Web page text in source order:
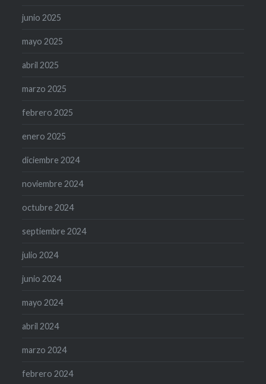
junio 2025
mayo 2025
abril 2025
marzo 2025
febrero 2025
enero 2025
diciembre 2024
noviembre 2024
octubre 2024
septiembre 2024
julio 2024
junio 2024
mayo 2024
abril 2024
marzo 2024
febrero 2024